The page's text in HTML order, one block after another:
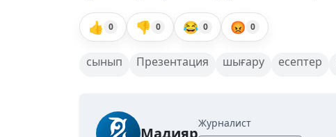
👍 0 👎 0 😂 0 😡 0
сынып Презентация шығару есептер
Мадияр
Журналист